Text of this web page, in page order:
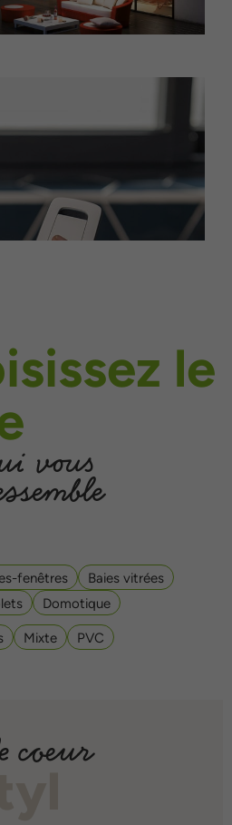
le
vous
fenêtres
Baies vitrées
Domotique
Mixte PVC
coeur